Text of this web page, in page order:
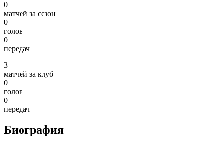
0
матчей за сезон
0
голов
0
передач
3
матчей за клуб
0
голов
0
передач
Биография